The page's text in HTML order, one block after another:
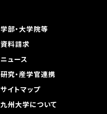
学部・大学院等
資料請求
ニュース
研究・産学官連携
サイトマップ
九州大学について